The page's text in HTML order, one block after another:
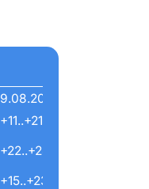
9.08.2026
+11..+21
+22..+24
+15..+23